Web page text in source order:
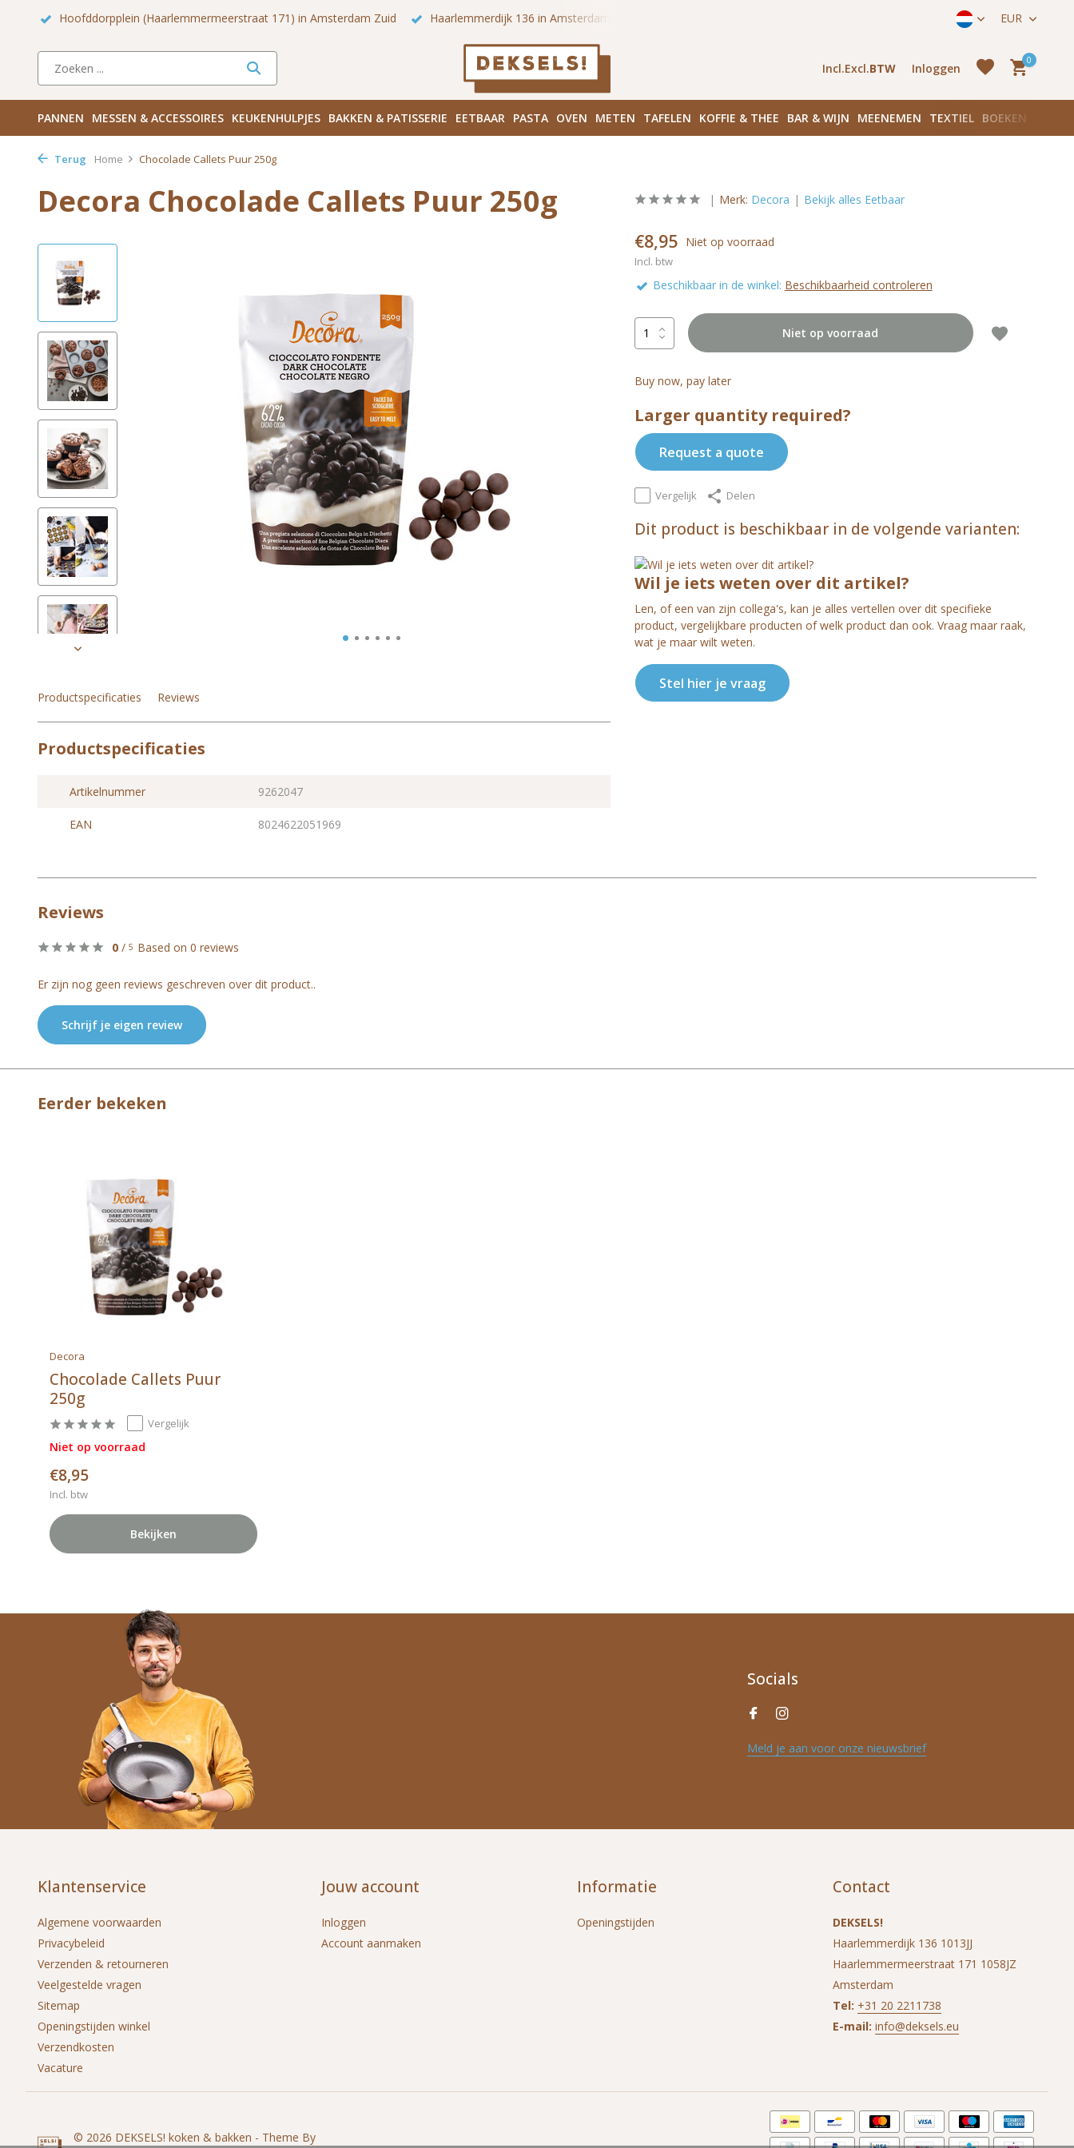
Hoofddorpplein (Haarlemmermeerstraat 171) in Amsterdam Zuid Haarlemmerdijk 136 in Amsterdam Centrum Hoofddorpplein EUR
Incl.Excl.BTW Inloggen
Account
0
PANNEN MESSEN & ACCESSOIRES KEUKENHULPJES BAKKEN & PATISSERIE EETBAAR PASTA OVEN METEN TAFELEN KOFFIE & THEE BAR & WIJN MEENEMEN TEXTIEL BOEKEN
Terug Home Chocolade Callets Puur 250g
Decora Chocolade Callets Puur 250g
Productspecificaties Reviews
Productspecificaties
Artikelnummer 9262047
EAN 8024622051969
Merk: Decora Bekijk alles Eetbaar
€8,95 Niet op voorraad
Incl. btw
Beschikbaar in de winkel: Beschikbaarheid controleren
Niet op voorraad
Buy now, pay later
Larger quantity required?
Request a quote
Vergelijk Delen
Dit product is beschikbaar in de volgende varianten:
Wil je iets weten over dit artikel?
Len, of een van zijn collega's, kan je alles vertellen over dit specifieke
product, vergelijkbare producten of welk product dan ook. Vraag maar raak,
wat je maar wilt weten.
Stel hier je vraag
Reviews
0 / 5 Based on 0 reviews
Er zijn nog geen reviews geschreven over dit product..
Schrijf je eigen review
Eerder bekeken
Decora
Chocolade Callets Puur
250g
Vergelijk
Niet op voorraad
€8,95
Incl. btw
Bekijken
Socials
Meld je aan voor onze nieuwsbrief
Klantenservice
Algemene voorwaarden
Privacybeleid
Verzenden & retourneren
Veelgestelde vragen
Sitemap
Openingstijden winkel
Verzendkosten
Vacature
Jouw account
Inloggen
Account aanmaken
Informatie
Openingstijden
Contact
DEKSELS!
Haarlemmerdijk 136 1013JJ
Haarlemmermeerstraat 171 1058JZ
Amsterdam
Tel: +31 20 2211738
E-mail: info@deksels.eu
© 2026 DEKSELS! koken & bakken - Theme By